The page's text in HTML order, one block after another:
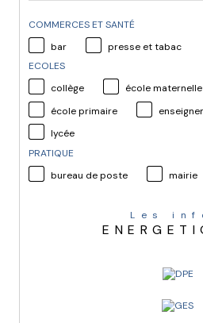
COMMERCES ET SANTÉ
bar
presse et tabac
ECOLES
collège
école maternelle
école primaire
lycée
PRATIQUE
bureau de poste
mairie
Les